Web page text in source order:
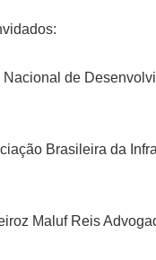
de
Brasileira da
Maluf Reis